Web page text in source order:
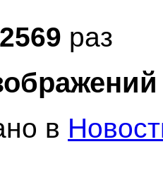
2569 раз
в